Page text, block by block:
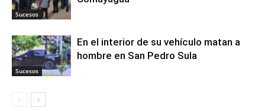
Sucesos
Sucesos
En el interior de su vehículo matan a
hombre en San Pedro Sula